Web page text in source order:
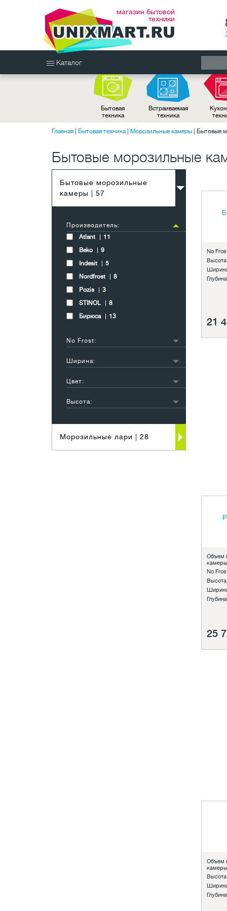
магазин бытовой
техники
Каталог
Бытовая
техника
Встраиваемая
техника
Главная Бытовая техника| Морозильные камеры Бытовые
Бытовые морозильные
No
21
Объем
No
25
Объем
Бытовые морозильные
камеры
| 57
Производитель:
Atlant
11
Beko
9
Indesit
5
Nordfrost
8
Pozis
3
STINOL
8
Бирюса
13
No Frost:
нет
24
Ширина:
51-55 см
1
56-60 см
Цвет:
белый
32
Высота:
101-120 см
2
Морозильные лари | 28